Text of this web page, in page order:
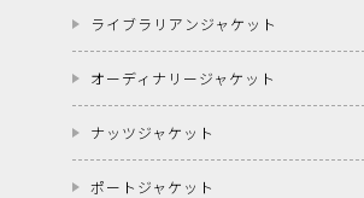
ライブラリアンジャケット
オーディナリージャケット
ナッツジャケット
ポートジャケット